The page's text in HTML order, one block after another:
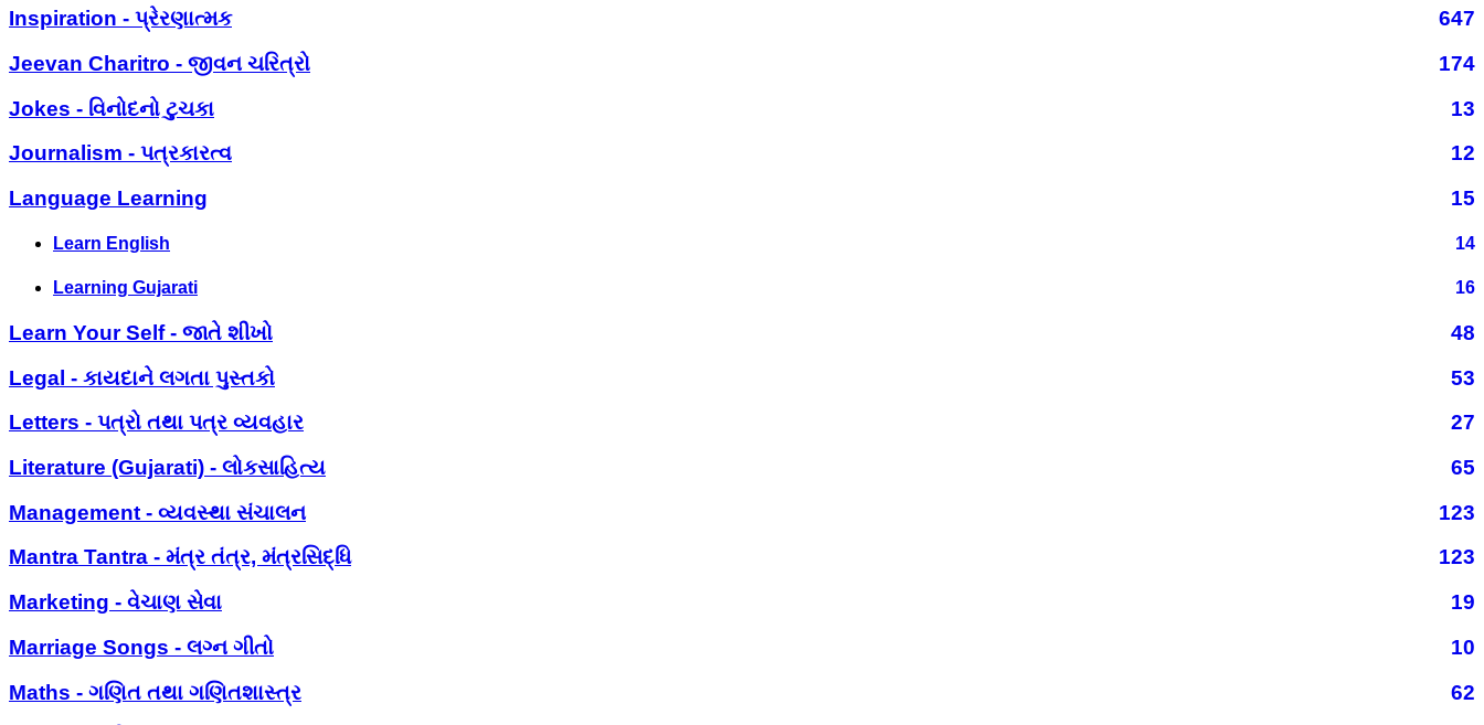
Inspiration - પ્રેરણાત્મક
647
Jeevan Charitro - જીવન ચરિત્રો
174
Jokes - વિનોદનો ટુચકા
13
Journalism - પત્રકારત્વ
12
Language Learning
15
Learn English 14
Learning Gujarati 16
Learn Your Self - જાતે શીખો
48
Legal - કાયદાને લગતા પુસ્તકો
53
Letters - પત્રો તથા પત્ર વ્યવહાર
27
Literature (Gujarati) - લોકસાહિત્ય
65
Management - વ્યવસ્થા સંચાલન
123
Mantra Tantra - મંત્ર તંત્ર, મંત્રસિદ્ધિ
123
Marketing - વેચાણ સેવા
19
Marriage Songs - લગ્ન ગીતો
10
Maths - ગણિત તથા ગણિતશાસ્ત્ર
62